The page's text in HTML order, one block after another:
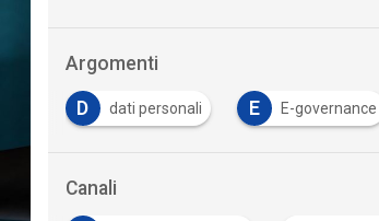
Argomenti
D dati personali E E-governance
Canali